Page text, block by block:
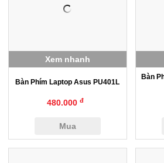
Bàn Phím Laptop Asus PU401L
480.000đ
Mua
Xem nhanh
Bàn